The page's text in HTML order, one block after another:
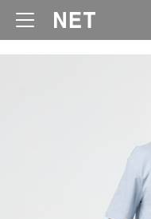
WOMEN MEN